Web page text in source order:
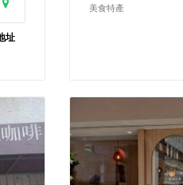
址
美食特產